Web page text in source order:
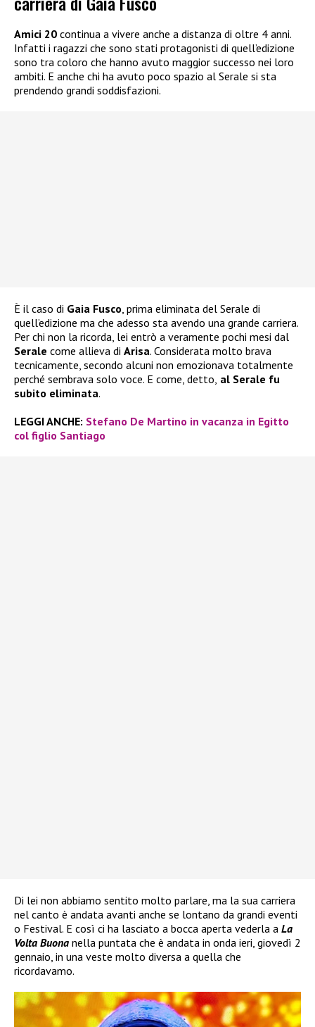
Amici 20 continua a vivere anche a distanza di oltre 4 anni.
Infatti i ragazzi che sono stati protagonisti di quell’edizione
sono tra coloro che hanno avuto maggior successo nei loro
ambiti. E anche chi ha avuto poco spazio al Serale si sta
prendendo grandi soddisfazioni.
È il caso di Gaia Fusco , prima eliminata del Serale di
quell’edizione ma che adesso sta avendo una grande carriera.
Per chi non la ricorda, lei entrò a veramente pochi mesi dal
Serale come allieva di Arisa. Considerata molto brava
tecnicamente, secondo alcuni non emozionava totalmente
perché sembrava solo voce. E come, detto, al Serale fu
subito eliminata.
LEGGI ANCHE: Stefano De Martino in vacanza in Egitto
col figlio Santiago
Di lei non abbiamo sentito molto parlare, ma la sua carriera
nel canto è andata avanti anche se lontano da grandi eventi
o Festival. E così ci ha lasciato a bocca aperta vederla a La
Volta Buona nella puntata che è andata in onda ieri, giovedì 2
gennaio, in una veste molto diversa a quella che
ricordavamo.